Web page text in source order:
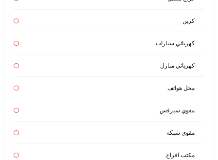
كرين
كهربائي سيارات
كهربائي منازل
محل هواتف
مقوي سيرفس
مقوي شبكة
مكتب افراح